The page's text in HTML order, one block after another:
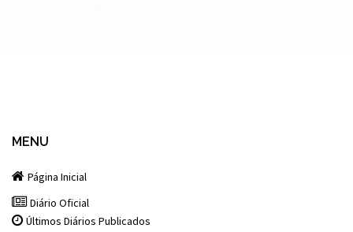
MENU
Página Inicial
Diário Oficial
Últimos Diários Publicados